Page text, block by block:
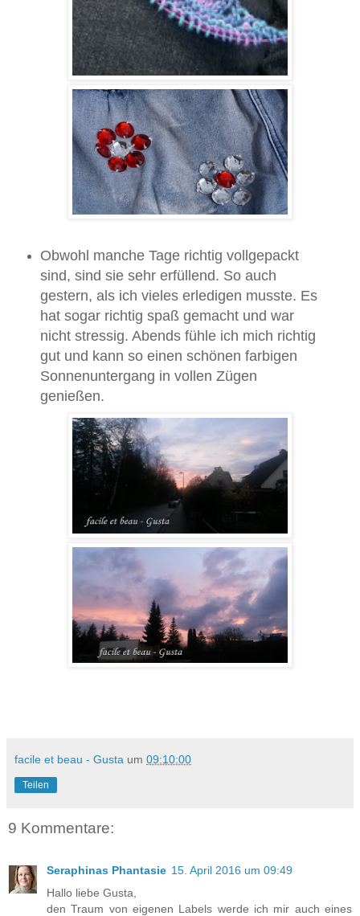
Obwohl manche Tage richtig vollgepackt
sind, sind sie sehr erfüllend. So auch
gestern, als ich vieles erledigen musste. Es
hat sogar richtig spaß gemacht und war
nicht stressig. Abends fühle ich mich richtig
gut und kann so einen schönen farbigen
Sonnenuntergang in vollen Zügen
genießen.
facile et beau - Gusta um 09:10:00
Teilen
9 Kommentare:
Seraphinas Phantasie 15. April 2016 um 09:49
Hallo liebe Gusta,
den Traum von eigenen Labels werde ich mir auch eines